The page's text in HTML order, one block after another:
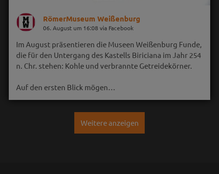
RömerMuseum Weißenburg
06. August um 16:08 via Facebook
Im August präsentieren die Museen Weißenburg Funde,
die für den Untergang des Kastells Biriciana im Jahr 254
n. Chr. stehen: Kohle und verbrannte Getreidekörner.
Auf den ersten Blick mögen…
Weitere anzeigen